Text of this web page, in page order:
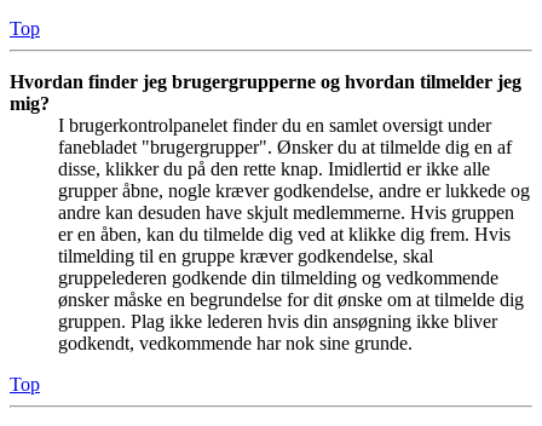
Top
Hvordan finder jeg brugergrupperne og hvordan tilmelder jeg
mig?
I brugerkontrolpanelet finder du en samlet oversigt under
fanebladet "brugergrupper". Ønsker du at tilmelde dig en af
disse, klikker du på den rette knap. Imidlertid er ikke alle
grupper åbne, nogle kræver godkendelse, andre er lukkede og
andre kan desuden have skjult medlemmerne. Hvis gruppen
er en åben, kan du tilmelde dig ved at klikke dig frem. Hvis
tilmelding til en gruppe kræver godkendelse, skal
gruppelederen godkende din tilmelding og vedkommende
ønsker måske en begrundelse for dit ønske om at tilmelde dig
gruppen. Plag ikke lederen hvis din ansøgning ikke bliver
godkendt, vedkommende har nok sine grunde.
Top